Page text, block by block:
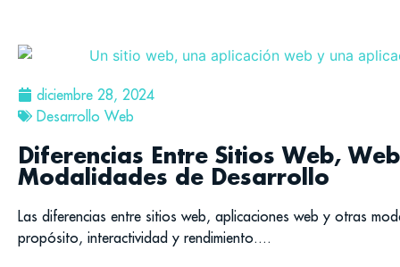
diciembre 28, 2024
Desarrollo Web
Diferencias Entre Sitios Web,
Modalidades de Desarrollo
Las diferencias entre sitios web, aplicaciones web y otras
propósito, interactividad y rendimiento....